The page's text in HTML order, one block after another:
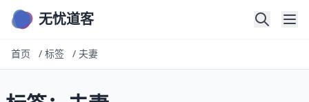
无忧道客
首页 / 标签 / 夫妻